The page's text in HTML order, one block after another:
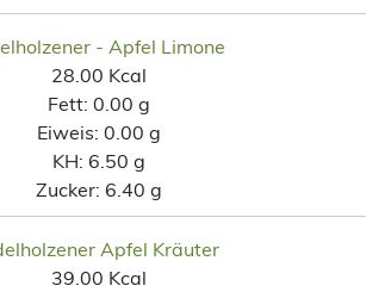
- Apfel Limone
28.00 Kcal
Fett: 0.00 g
Eiweis: 0.00 g
KH: 6.50 g
Zucker: 6.40 g
Apfel Kräuter
39.00 Kcal